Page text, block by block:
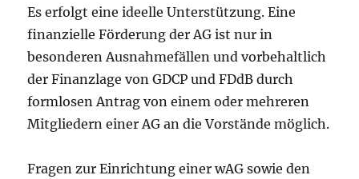
Es erfolgt eine ideelle Unterstützung. Eine
finanzielle Förderung der AG ist nur in
besonderen Ausnahmefällen und vorbehaltlich
der Finanzlage von GDCP und FDdB durch
formlosen Antrag von einem oder mehreren
Mitgliedern einer AG an die Vorstände möglich.
Fragen zur Einrichtung einer wAG sowie den